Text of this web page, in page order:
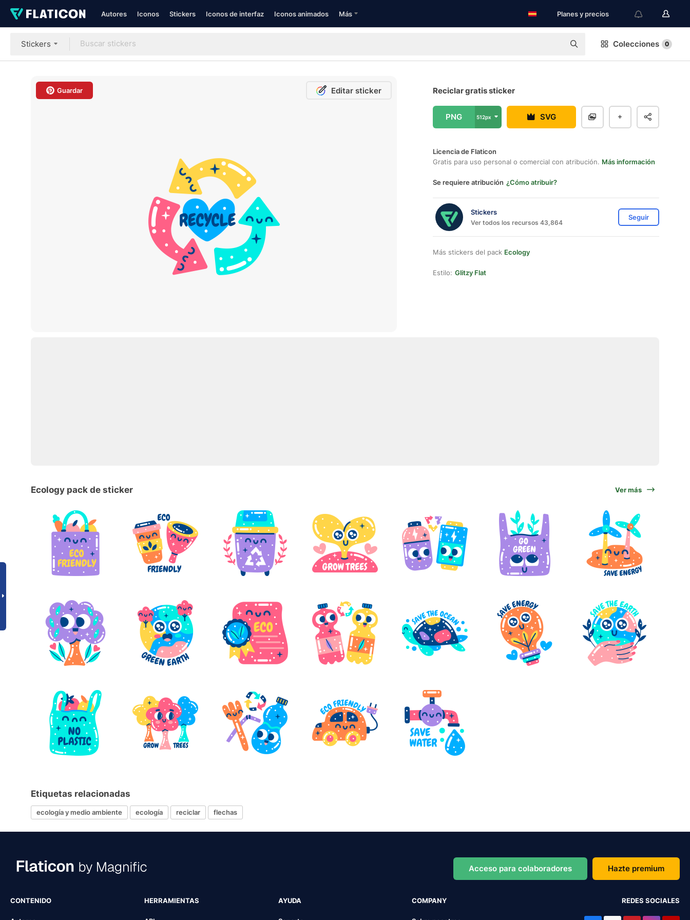
Autores Iconos Stickers Iconos de interfaz Iconos animados Más Planes y precios
Stickers Colecciones 0
Guardar Editar sticker Reciclar gratis sticker
PNG 512px SVG
Licencia de Flaticon
Gratis para uso personal o comercial con atribución. Más información
Se requiere atribución ¿Cómo atribuir?
Stickers
Ver todos los recursos 43,864
Seguir
Más stickers del pack Ecology
Estilo: Glitzy Flat
Ecology pack de sticker Ver más
Etiquetas relacionadas
ecología y medio ambiente ecología reciclar flechas
Acceso para colaboradores Hazte premium
CONTENIDO HERRAMIENTAS AYUDA COMPANY REDES SOCIALES